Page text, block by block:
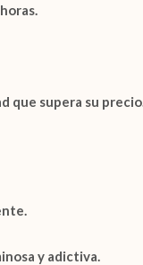
que supera su precio.
y adictiva.